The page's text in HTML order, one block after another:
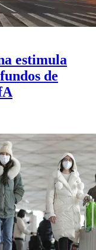
estimula
de